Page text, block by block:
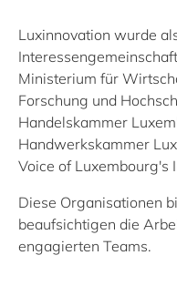
Luxinnovation wurde
Ministerium für
Forschung und
Handelskammer
Handwerkskammer
Voice of Luxembourg's
Diese Organisationen
beaufsichtigen die
engagierten Teams.